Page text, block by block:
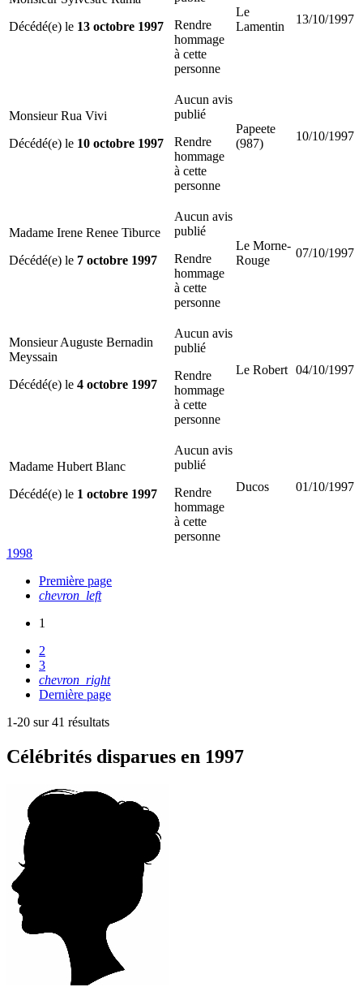
Décédé(e) le 13 octobre 1997
Rendre
hommage
à cette
personne
Le
Lamentin
13/10/1997
Monsieur Rua Vivi
Décédé(e) le 10 octobre 1997
Aucun avis
publié
Rendre
hommage
à cette
personne
Papeete
(987)
10/10/1997
Madame Irene Renee Tiburce
Décédé(e) le 7 octobre 1997
Aucun avis
publié
Rendre
hommage
à cette
personne
Le Morne-
Rouge
07/10/1997
Monsieur Auguste Bernadin
Meyssain
Décédé(e) le 4 octobre 1997
Aucun avis
publié
Rendre
hommage
à cette
personne
Le Robert 04/10/1997
Madame Hubert Blanc
Décédé(e) le 1 octobre 1997
Aucun avis
publié
Rendre
hommage
à cette
personne
Ducos 01/10/1997
1998
Première page
chevron_left
1
2
3
chevron_right
Dernière page
1-20 sur 41 résultats
Célébrités disparues en 1997